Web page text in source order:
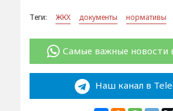
Теги: ЖКХ документы нормативы
Самые важные новости
Наш канал в